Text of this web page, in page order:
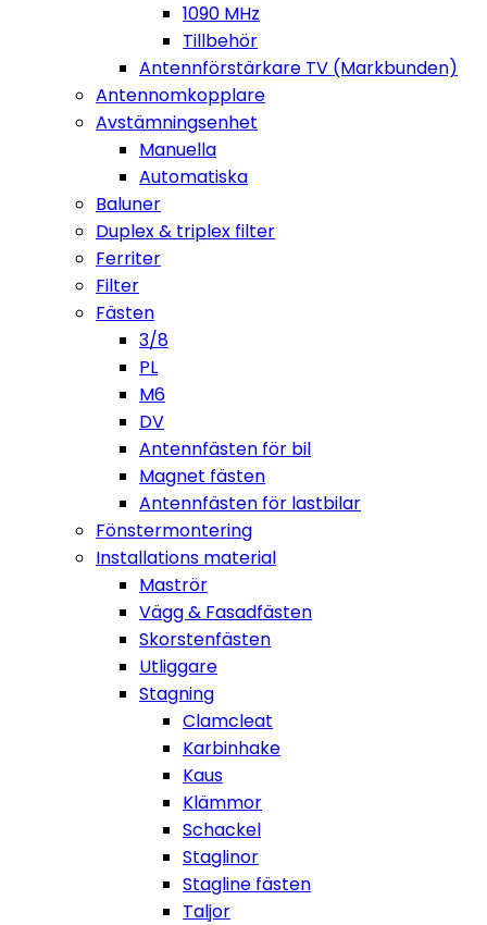
1090 MHz
Tillbehör
Antennförstärkare TV (Markbunden)
Antennomkopplare
Avstämningsenhet
Manuella
Automatiska
Baluner
Duplex & triplex filter
Ferriter
Filter
Fästen
3/8
PL
M6
DV
Antennfästen för bil
Magnet fästen
Antennfästen för lastbilar
Fönstermontering
Installations material
Maströr
Vägg & Fasadfästen
Skorstenfästen
Utliggare
Stagning
Clamcleat
Karbinhake
Kaus
Klämmor
Schackel
Staglinor
Stagline fästen
Taljor